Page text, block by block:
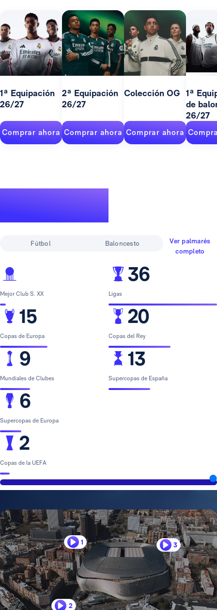
1ª Equipación
26/27
Comprar ahora
2ª Equipación
26/27
Comprar ahora
Colección OG
Comprar ahora
1ª
de
26/27
Fútbol Baloncesto
Ver palmarés
completo
Mejor Club S. XX
15
Copas de Europa
9
Mundiales de Clubes
6
Supercopas de Europa
2
Copas de la UEFA
36
Ligas
20
Copas del Rey
13
Supercopas de España
1
2
3